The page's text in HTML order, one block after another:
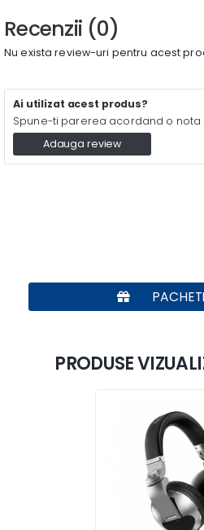
Recenzii (0)
Nu exista review-uri pentru acest
Ai utilizat acest produs?
Spune-ti parerea acordand o nota
Adauga review
PRODUSE